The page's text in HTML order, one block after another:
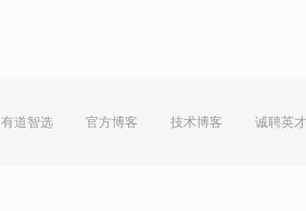
有道智选 官方博客 技术博客 诚聘英才